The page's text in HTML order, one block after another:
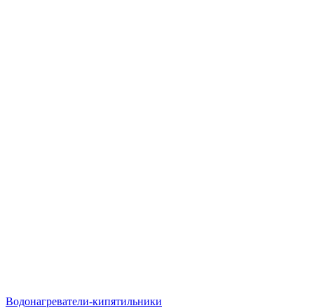
Водонагреватели-кипятильники